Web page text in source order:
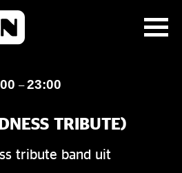
–23:00
TRIBUTE)
tribute band uit